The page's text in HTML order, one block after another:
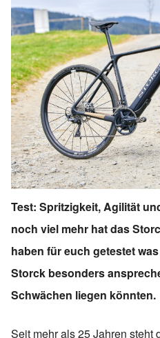
Test: Spritzigkeit, Agilität
noch viel mehr hat das
haben für euch getestet
Storck besonders
Schwächen liegen könnten.
Seit mehr als 25 Jahren steht